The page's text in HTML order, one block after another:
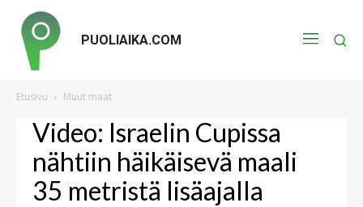
PUOLIAIKA.COM
Etusivu Muut maat
Video: Israelin Cupissa
nähtiin häikäisevä maali
35 metristä lisäajalla